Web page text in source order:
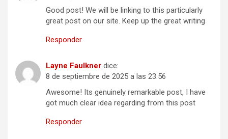
Good post! We will be linking to this particularly
great post on our site. Keep up the great writing
Responder
Layne Faulkner dice:
8 de septiembre de 2025 a las 23:56
Awesome! Its genuinely remarkable post, I have
got much clear idea regarding from this post
Responder